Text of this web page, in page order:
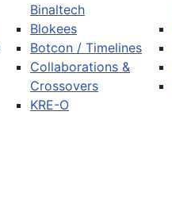
Binaltech
Blokees
Botcon / Timelines
Collaborations &
Crossovers
KRE-O